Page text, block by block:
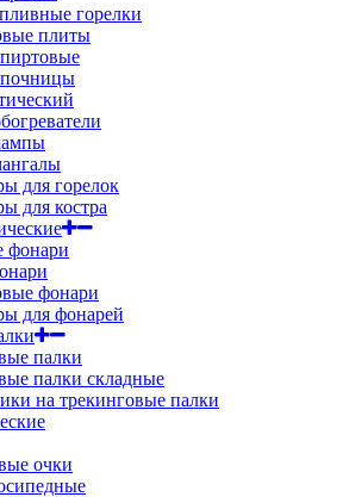
горелки
плиты
для горелок
для костра
фонари
фонари
для фонарей
палки
палки складные
на трекинговые палки
очки